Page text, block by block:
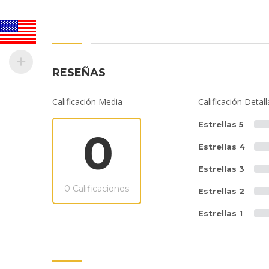
RESEÑAS
Calificación Media
0
0 Calificaciones
Calificación
Estrellas 5
Estrellas 4
Estrellas 3
Estrellas 2
Estrellas 1